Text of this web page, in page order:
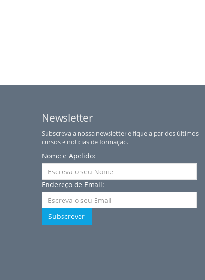
Newsletter
Subscreva a nossa newsletter e fique a par dos últimos
cursos e noticias de formação.
Nome e Apelido:
Endereço de Email:
Subscrever